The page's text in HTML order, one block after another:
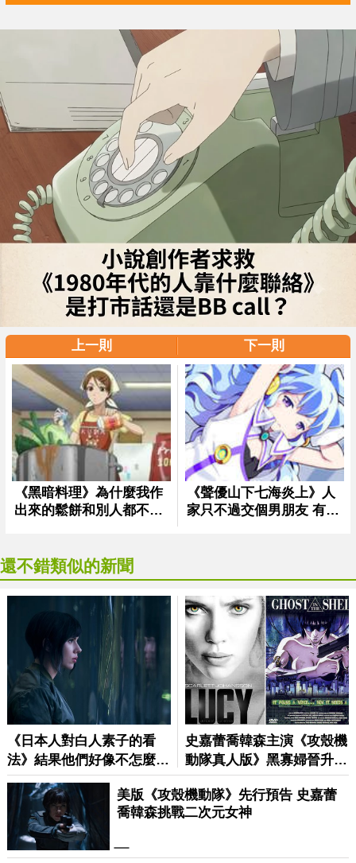
上一則 下一則
還不錯類似的新聞